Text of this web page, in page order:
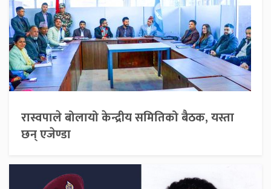
रास्वपाले बोलायो केन्द्रीय समितिको बैठक, यस्ता
छन् एजेण्डा